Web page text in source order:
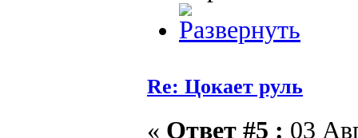
Re: Цокает руль
« Ответ #5 : 03